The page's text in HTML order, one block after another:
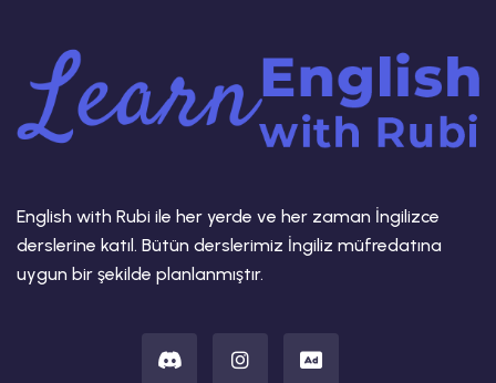
English with Rubi ile her yerde ve her zaman İngilizce
derslerine katıl. Bütün derslerimiz İngiliz müfredatına
uygun bir şekilde planlanmıştır.